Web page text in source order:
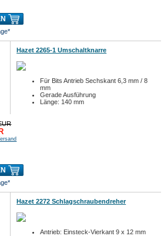
Hazet 2265-1 Umschaltknarre
Für Bits Antrieb Sechskant 6,3 mm / 8
mm
Gerade Ausführung
Länge: 140 mm
Hazet 2272 Schlagschraubendreher
Antrieb: Einsteck-Vierkant 9 x 12 mm